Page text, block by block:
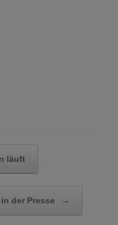
läuft
der Presse →